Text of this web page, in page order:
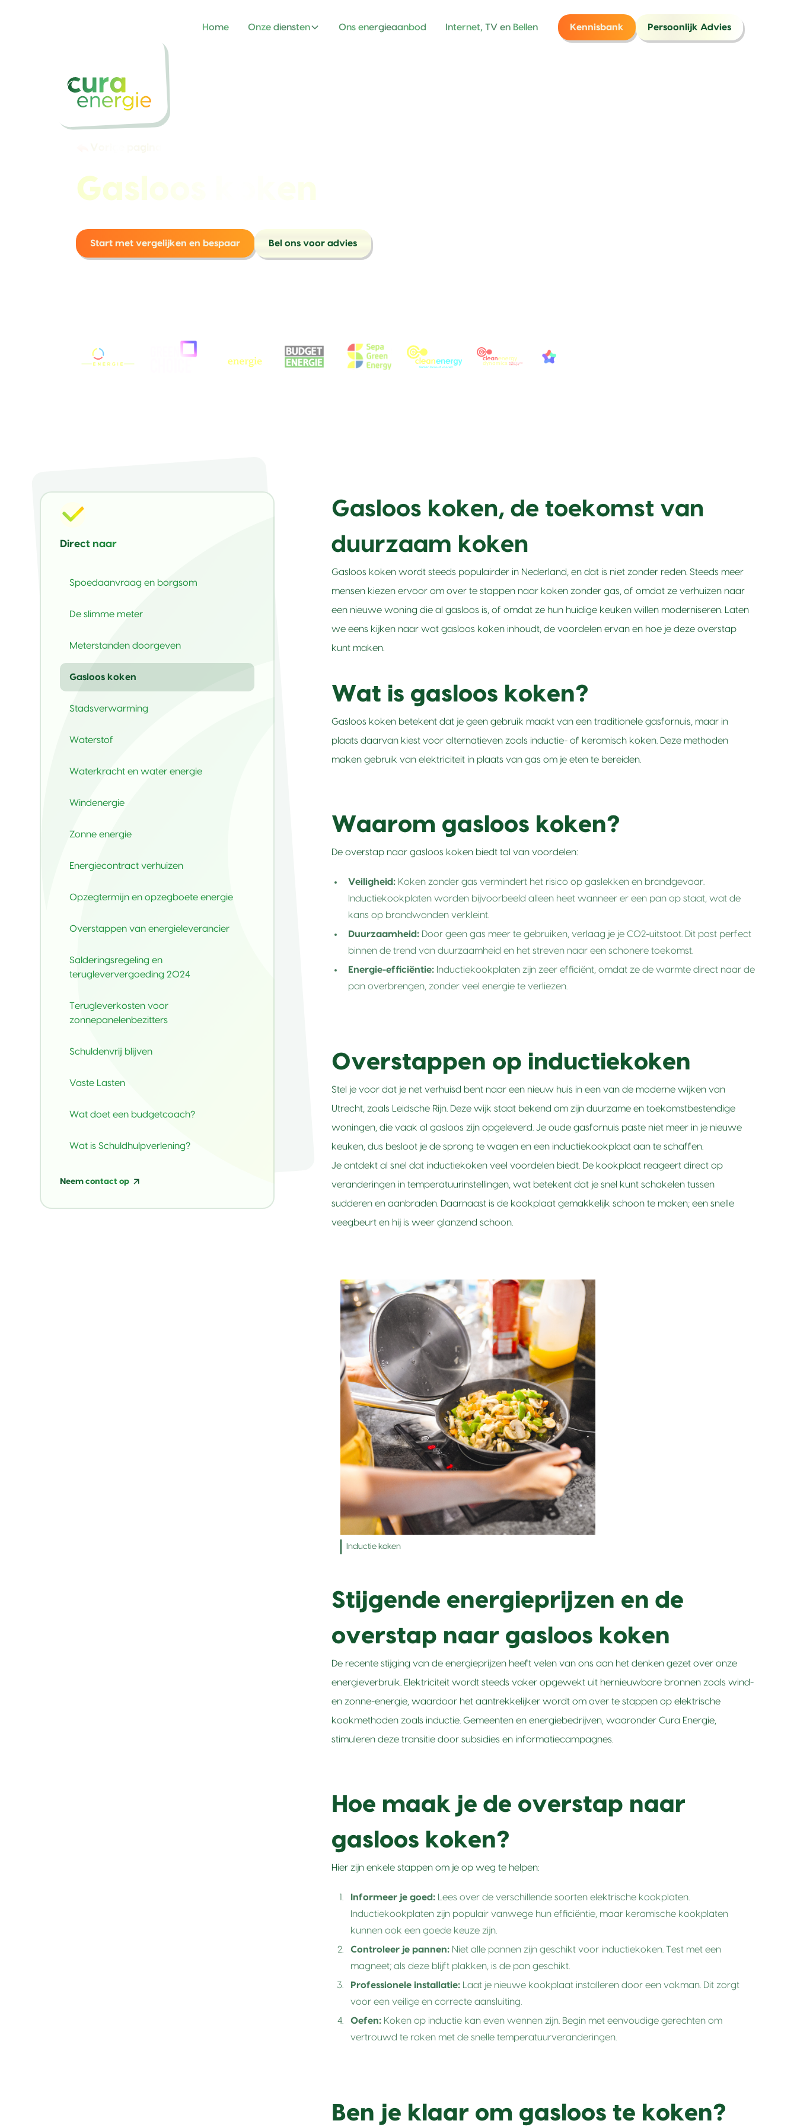
Home Onze diensten Ons energieaanbod Internet, TV en Bellen Kennisbank Persoonlijk Advies
Gasloos koken
Start met vergelijken en bespaar Bel ons voor advies
Direct naar
Spoedaanvraag en borgsom
De slimme meter
Meterstanden doorgeven
Gasloos koken
Stadsverwarming
Waterstof
Waterkracht en water energie
Windenergie
Zonne energie
Energiecontract verhuizen
Opzegtermijn en opzegboete energie
Overstappen van energieleverancier
Salderingsregeling en
terugleververgoeding 2024
Terugleverkosten voor
zonnepanelenbezitters
Schuldenvrij blijven
Vaste Lasten
Wat doet een budgetcoach?
Wat is Schuldhulpverlening?
Neem contact op
Gasloos koken, de toekomst van
duurzaam koken
Gasloos koken wordt steeds populairder in Nederland, en dat is niet zonder reden. Steeds meer
mensen kiezen ervoor om over te stappen naar koken zonder gas, of omdat ze verhuizen naar
een nieuwe woning die al gasloos is, of omdat ze hun huidige keuken willen moderniseren. Laten
we eens kijken naar wat gasloos koken inhoudt, de voordelen ervan en hoe je deze overstap
kunt maken.
Wat is gasloos koken?
Gasloos koken betekent dat je geen gebruik maakt van een traditionele gasfornuis, maar in
plaats daarvan kiest voor alternatieven zoals inductie- of keramisch koken. Deze methoden
maken gebruik van elektriciteit in plaats van gas om je eten te bereiden.
Waarom gasloos koken?
De overstap naar gasloos koken biedt tal van voordelen:
Veiligheid: Koken zonder gas vermindert het risico op gaslekken en brandgevaar.
Inductiekookplaten worden bijvoorbeeld alleen heet wanneer er een pan op staat, wat de
kans op brandwonden verkleint.
Duurzaamheid: Door geen gas meer te gebruiken, verlaag je je CO2-uitstoot. Dit past perfect
binnen de trend van duurzaamheid en het streven naar een schonere toekomst.
Energie-efficiëntie: Inductiekookplaten zijn zeer efficiënt, omdat ze de warmte direct naar de
pan overbrengen, zonder veel energie te verliezen.
Overstappen op inductiekoken
Stel je voor dat je net verhuisd bent naar een nieuw huis in een van de moderne wijken van
Utrecht, zoals Leidsche Rijn. Deze wijk staat bekend om zijn duurzame en toekomstbestendige
woningen, die vaak al gasloos zijn opgeleverd. Je oude gasfornuis paste niet meer in je nieuwe
keuken, dus besloot je de sprong te wagen en een inductiekookplaat aan te schaffen.
Je ontdekt al snel dat inductiekoken veel voordelen biedt. De kookplaat reageert direct op
veranderingen in temperatuurinstellingen, wat betekent dat je snel kunt schakelen tussen
sudderen en aanbraden. Daarnaast is de kookplaat gemakkelijk schoon te maken; een snelle
veegbeurt en hij is weer glanzend schoon.
Inductie koken
Stijgende energieprijzen en de
overstap naar gasloos koken
De recente stijging van de energieprijzen heeft velen van ons aan het denken gezet over onze
energieverbruik. Elektriciteit wordt steeds vaker opgewekt uit hernieuwbare bronnen zoals wind-
en zonne-energie, waardoor het aantrekkelijker wordt om over te stappen op elektrische
kookmethoden zoals inductie. Gemeenten en energiebedrijven, waaronder Cura Energie,
stimuleren deze transitie door subsidies en informatiecampagnes.
Hoe maak je de overstap naar
gasloos koken?
Hier zijn enkele stappen om je op weg te helpen:
Informeer je goed: Lees over de verschillende soorten elektrische kookplaten.
Inductiekookplaten zijn populair vanwege hun efficiëntie, maar keramische kookplaten
kunnen ook een goede keuze zijn.
Controleer je pannen: Niet alle pannen zijn geschikt voor inductiekoken. Test met een
magneet; als deze blijft plakken, is de pan geschikt.
Professionele installatie: Laat je nieuwe kookplaat installeren door een vakman. Dit zorgt
voor een veilige en correcte aansluiting.
Oefen: Koken op inductie kan even wennen zijn. Begin met eenvoudige gerechten om
vertrouwd te raken met de snelle temperatuurveranderingen.
Ben je klaar om gasloos te koken?